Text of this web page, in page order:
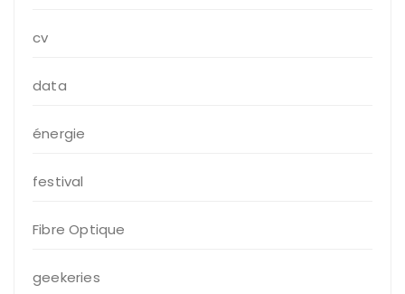
cv
data
énergie
festival
Fibre Optique
geekeries